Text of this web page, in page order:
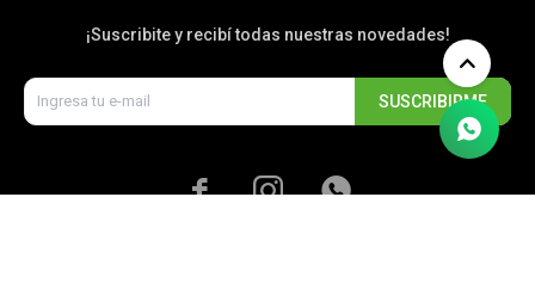
¡Suscribite y recibí todas nuestras novedades!
SUSCRIBIRME
  